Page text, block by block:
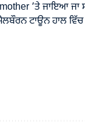
’ਤੇ ਜਾਇਆ ਜਾ
ਟਾਊਨ ਹਾਲ ਵਿੱਚ